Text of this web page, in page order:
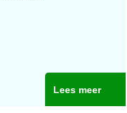
Lees meer